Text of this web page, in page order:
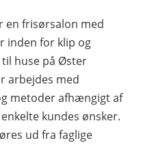
en frisørsalon med
inden for klip og
huse på Øster
arbejdes med
metoder afhængigt af
kundes ønsker.
ud fra faglige